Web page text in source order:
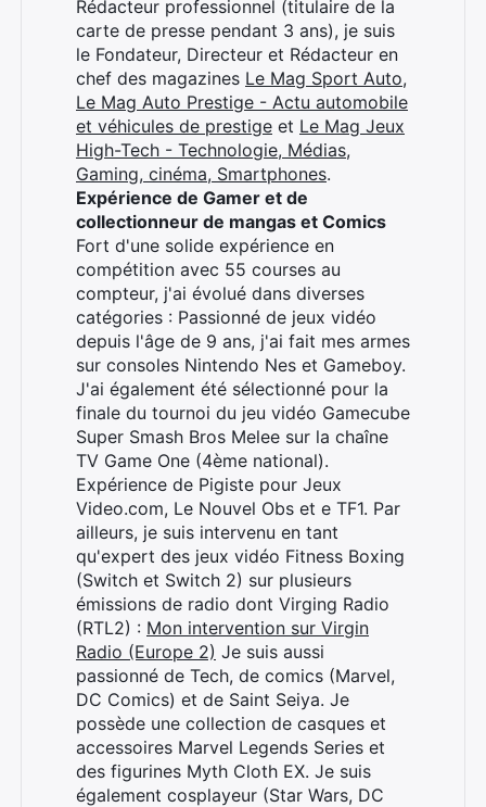
Rédacteur professionnel (titulaire de la
carte de presse pendant 3 ans), je suis
le Fondateur, Directeur et Rédacteur en
chef des magazines Le Mag Sport Auto,
Le Mag Auto Prestige - Actu automobile
et véhicules de prestige et Le Mag Jeux
High-Tech - Technologie, Médias,
Gaming, cinéma, Smartphones.
Expérience de Gamer et de
collectionneur de mangas et Comics
Fort d'une solide expérience en
compétition avec 55 courses au
compteur, j'ai évolué dans diverses
catégories : Passionné de jeux vidéo
depuis l'âge de 9 ans, j'ai fait mes armes
sur consoles Nintendo Nes et Gameboy.
J'ai également été sélectionné pour la
finale du tournoi du jeu vidéo Gamecube
Super Smash Bros Melee sur la chaîne
TV Game One (4ème national).
Expérience de Pigiste pour Jeux
Video.com, Le Nouvel Obs et e TF1. Par
ailleurs, je suis intervenu en tant
qu'expert des jeux vidéo Fitness Boxing
(Switch et Switch 2) sur plusieurs
émissions de radio dont Virging Radio
(RTL2) : Mon intervention sur Virgin
Radio (Europe 2) Je suis aussi
passionné de Tech, de comics (Marvel,
DC Comics) et de Saint Seiya. Je
possède une collection de casques et
accessoires Marvel Legends Series et
des figurines Myth Cloth EX. Je suis
également cosplayeur (Star Wars, DC